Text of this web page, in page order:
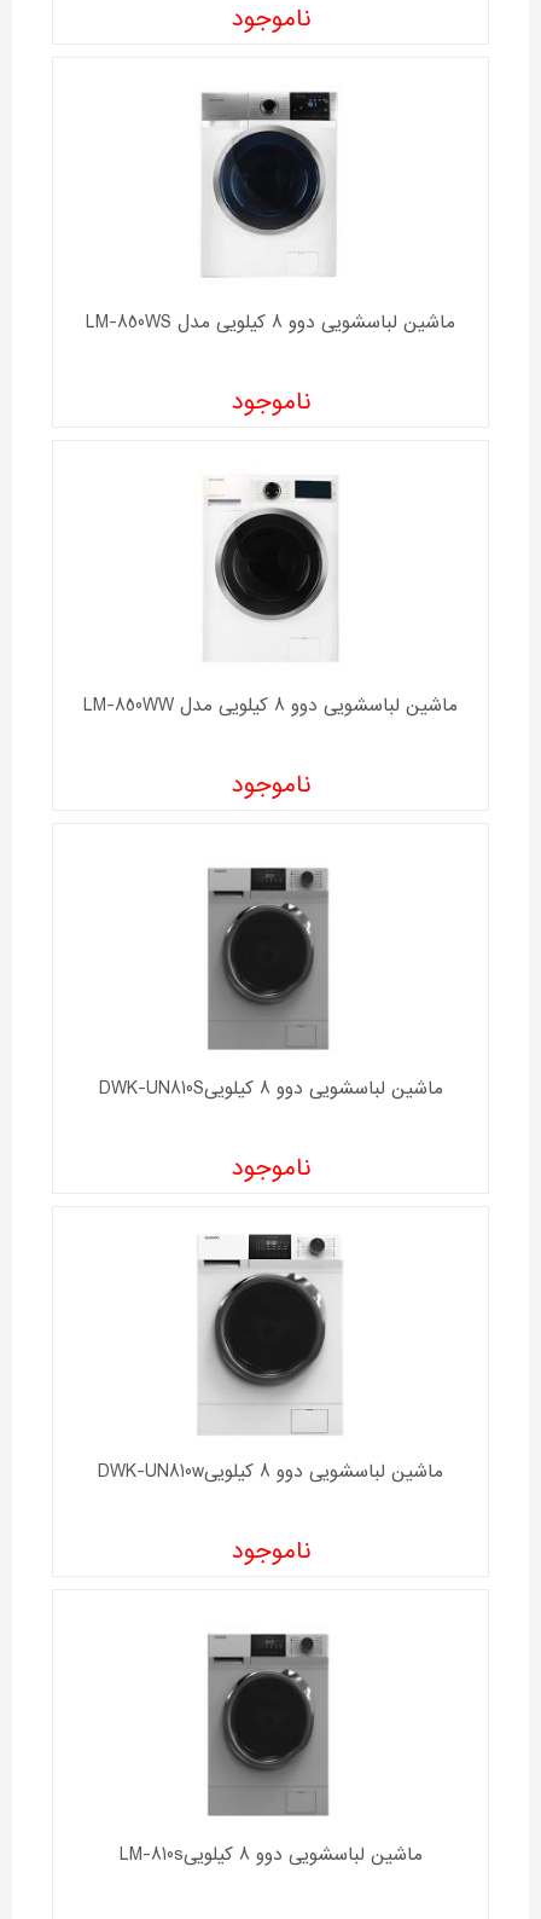
ناموجود
ماشین لباسشویی دوو 8 کیلویی مدل LM-850WS
ناموجود
ماشین لباسشویی دوو 8 کیلویی مدل LM-850WW
ناموجود
ماشین لباسشویی دوو 8 کیلوییDWK-UN810S
ناموجود
ماشین لباسشویی دوو 8 کیلوییDWK-UN810w
ناموجود
ماشین لباسشویی دوو 8 کیلوییLM-810s